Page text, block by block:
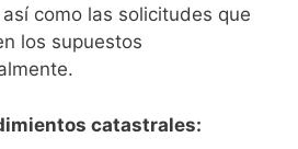
como las solicitudes que
los supuestos
catastrales: